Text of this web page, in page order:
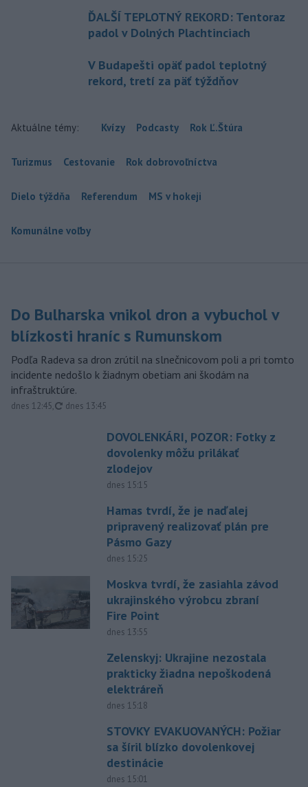
ĎALŠÍ TEPLOTNÝ REKORD: Tentoraz
padol v Dolných Plachtinciach
V Budapešti opäť padol teplotný
rekord, tretí za päť týždňov
Aktuálne témy: Kvízy Podcasty Rok Ľ.Štúra
Turizmus Cestovanie Rok dobrovoľníctva
Dielo týždňa Referendum MS v hokeji
Komunálne voľby
Do Bulharska vnikol dron a vybuchol v
blízkosti hraníc s Rumunskom
Podľa Radeva sa dron zrútil na slnečnicovom poli a pri tomto
incidente nedošlo k žiadnym obetiam ani škodám na
infraštruktúre.
dnes 12:45, aktualizované
dnes 13:45
DOVOLENKÁRI, POZOR: Fotky z
dovolenky môžu prilákať
zlodejov
dnes 15:15
Hamas tvrdí, že je naďalej
pripravený realizovať plán pre
Pásmo Gazy
dnes 15:25
Moskva tvrdí, že zasiahla závod
ukrajinského výrobcu zbraní
Fire Point
dnes 13:55
Zelenskyj: Ukrajine nezostala
prakticky žiadna nepoškodená
elektráreň
dnes 15:18
STOVKY EVAKUOVANÝCH: Požiar
sa šíril blízko dovolenkovej
destinácie
dnes 15:01